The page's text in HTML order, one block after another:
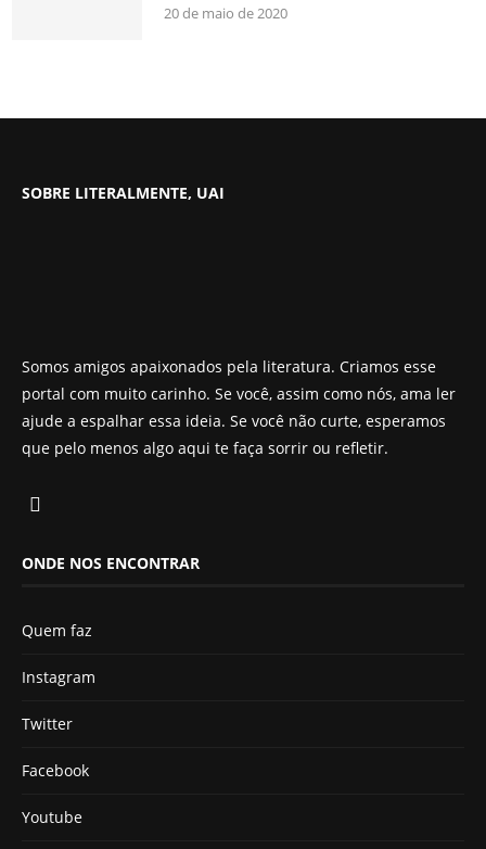
20 de maio de 2020
SOBRE LITERALMENTE, UAI
Somos amigos apaixonados pela literatura. Criamos esse
portal com muito carinho. Se você, assim como nós, ama ler
ajude a espalhar essa ideia. Se você não curte, esperamos
que pelo menos algo aqui te faça sorrir ou refletir.
ONDE NOS ENCONTRAR
Quem faz
Instagram
Twitter
Facebook
Youtube